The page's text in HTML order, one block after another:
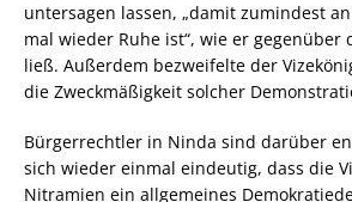
untersagen lassen, „damit zumindest
mal wieder Ruhe ist“, wie er gegenüber
ließ. Außerdem bezweifelte der
die Zweckmäßigkeit solcher
Bürgerrechtler in Ninda sind darüber
sich wieder einmal eindeutig, dass die
Nitramien ein allgemeines